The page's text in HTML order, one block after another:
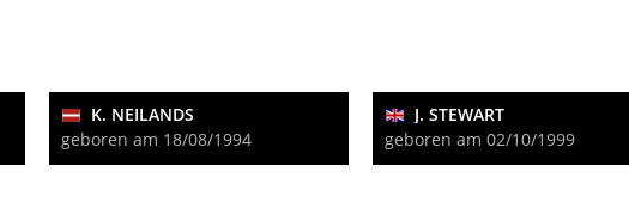
K. NEILANDS
geboren am 18/08/1994
J. STEWART
geboren am 02/10/1999